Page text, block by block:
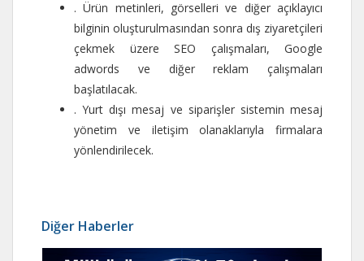
. Ürün metinleri, görselleri ve diğer açıklayıcı
bilginin oluşturulmasından sonra dış ziyaretçileri
çekmek üzere SEO çalışmaları, Google
adwords ve diğer reklam çalışmaları
başlatılacak.
. Yurt dışı mesaj ve siparişler sistemin mesaj
yönetim ve iletişim olanaklarıyla firmalara
yönlendirilecek.
Diğer Haberler